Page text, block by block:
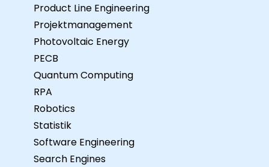
Product Line Engineering
Projektmanagement
Photovoltaic Energy
PECB
Quantum Computing
RPA
Robotics
Statistik
Software Engineering
Search Engines